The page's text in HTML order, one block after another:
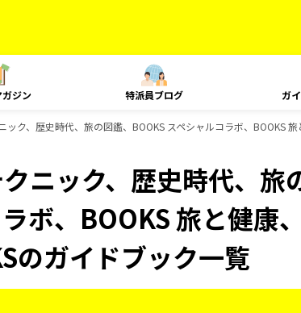
ガジン 特派員ブログ ガ
ク、歴史時代、旅の図鑑、BOOKS スペシャルコラボ、BOOKS
ニック、歴史時代、旅
ボ、BOOKS 旅と健康、
のガイドブック一覧